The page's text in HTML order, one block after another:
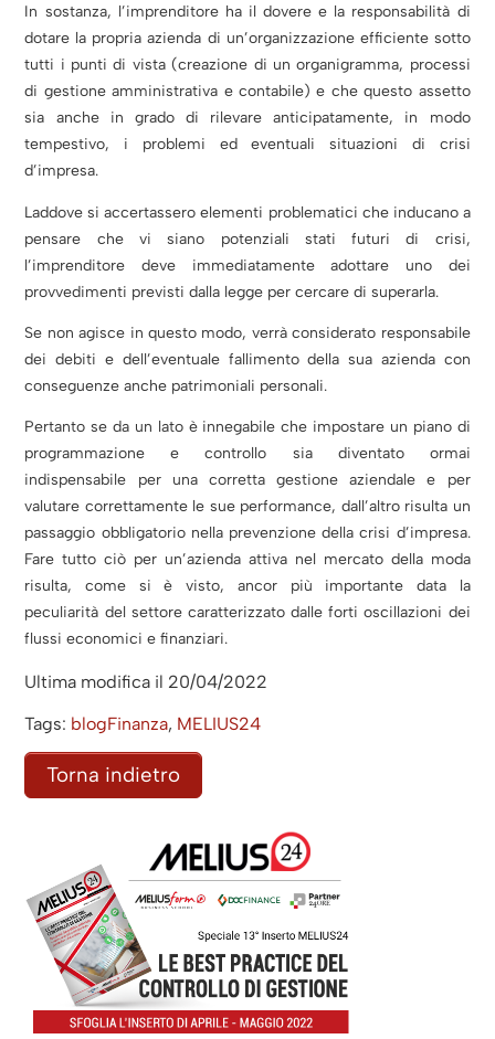
In sostanza, l’imprenditore ha il dovere e la responsabilità di
dotare la propria azienda di un’organizzazione efficiente sotto
tutti i punti di vista (creazione di un organigramma, processi
di gestione amministrativa e contabile) e che questo assetto
sia anche in grado di rilevare anticipatamente, in modo
tempestivo, i problemi ed eventuali situazioni di crisi
d’impresa.
Laddove si accertassero elementi problematici che inducano a
pensare che vi siano potenziali stati futuri di crisi,
l’imprenditore deve immediatamente adottare uno dei
provvedimenti previsti dalla legge per cercare di superarla.
Se non agisce in questo modo, verrà considerato responsabile
dei debiti e dell’eventuale fallimento della sua azienda con
conseguenze anche patrimoniali personali.
Pertanto se da un lato è innegabile che impostare un piano di
programmazione e controllo sia diventato ormai
indispensabile per una corretta gestione aziendale e per
valutare correttamente le sue performance, dall’altro risulta un
passaggio obbligatorio nella prevenzione della crisi d’impresa.
Fare tutto ciò per un’azienda attiva nel mercato della moda
risulta, come si è visto, ancor più importante data la
peculiarità del settore caratterizzato dalle forti oscillazioni dei
flussi economici e finanziari.
Ultima modifica il 20/04/2022
Tags: blogFinanza, MELIUS24
Torna indietro